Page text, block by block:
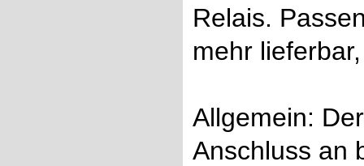
Relais.
mehr
Allgemein:
Anschluss an